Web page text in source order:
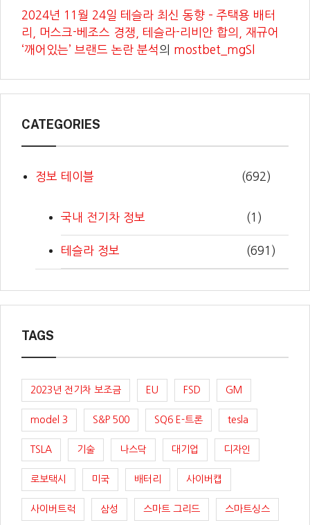
2024년 11월 24일 테슬라 최신 동향 – 주택용 배터
리, 머스크-베조스 경쟁, 테슬라-리비안 합의, 재규어
‘깨어있는’ 브랜드 논란 분석의 mostbet_mgSl
CATEGORIES
정보 테이블 (692)
국내 전기차 정보 (1)
테슬라 정보 (691)
TAGS
2023년 전기차 보조금 EU FSD GM
model 3 S&P 500 SQ6 E-트론 tesla
TSLA 기술 나스닥 대기업 디자인
로보택시 미국 배터리 사이버캡
사이버트럭 삼성 스마트 그리드 스마트싱스